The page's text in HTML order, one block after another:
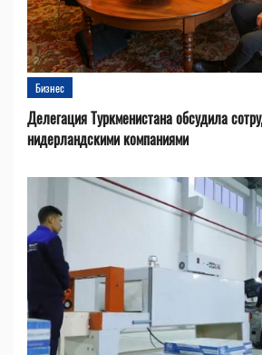
Бизнес
Делегация Туркменистана обсудила
нидерландскими компаниями